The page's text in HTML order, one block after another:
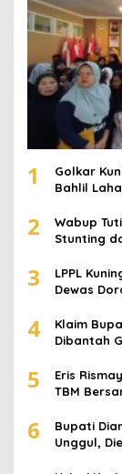
1
Golkar
Bahlil
2
Wabup
Stunting
3
LPPL
Dewas
4
Klaim
Dibantah
5
Eris
TBM
6
Bupati
Unggul,